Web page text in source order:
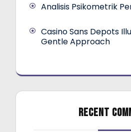
Analisis Psikometrik
Casino Sans Depots
Gentle Approach
RECENT